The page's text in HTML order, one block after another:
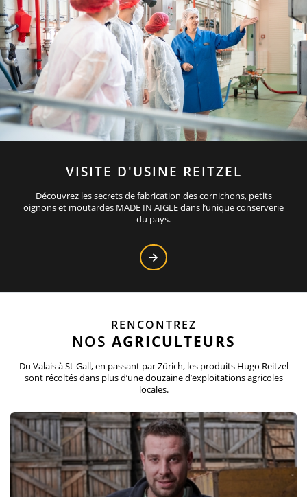
VISITE D'USINE REITZEL
Découvrez les secrets de fabrication des cornichons, petits
oignons et moutardes MADE IN AIGLE dans l’unique conserverie
du pays.
RENCONTREZ
NOS AGRICULTEURS
Du Valais à St-Gall, en passant par Zürich, les produits Hugo Reitzel
sont récoltés dans plus d’une douzaine d’exploitations agricoles
locales.